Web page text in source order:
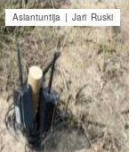
Asiantuntija | Jari Ruski